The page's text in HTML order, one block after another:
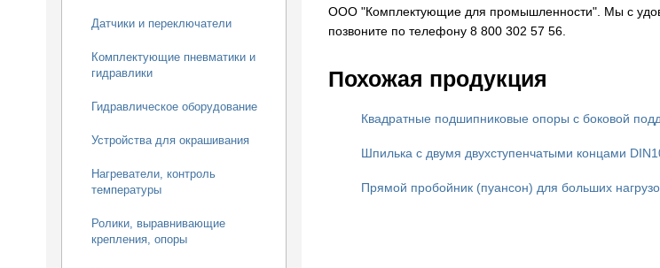
Датчики и переключатели
Комплектующие пневматики и
гидравлики
Гидравлическое оборудование
Устройства для окрашивания
Нагреватели, контроль
температуры
Ролики, выравнивающие
крепления, опоры
ООО "Комплектующие для промышленности". Мы с
позвоните по телефону 8 800 302 57 56.
Похожая продукция
Квадратные подшипниковые опоры с боковой
Шпилька с двумя двухступенчатыми концами
Прямой пробойник (пуансон) для больших